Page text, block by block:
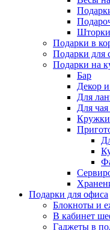
Шторки
Подарки в
Подарки для
Подарки на
Бар
Декор
Для
Для
Кружки
Подарки для офиса
Блокноты и
В кабинет
Гаджеты в